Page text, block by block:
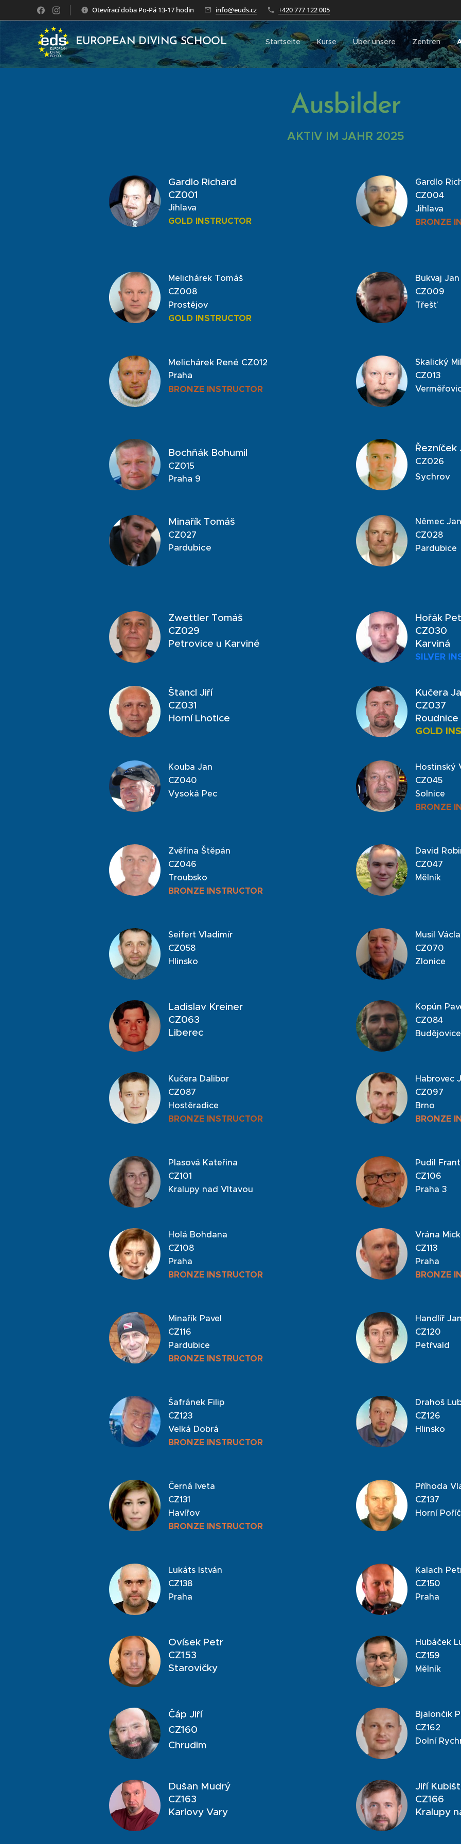
Otevírací doba Po-Pá 13-17 hodin info@euds.cz +420 777 122 005
EUROPEAN DIVING SCHOOL Startseite Kurse Über unsere Zentren
Ausbilder
AKTIV IM JAHR 2025
Gardlo Richard
CZ001
Jihlava
GOLD INSTRUCTOR
Gardlo
CZ004
Jihlava
BRONZE
Melichárek Tomáš
CZ008
Prostějov
GOLD INSTRUCTOR
Bukvaj Jan
CZ009
Třešť
Melichárek René CZ012
Praha
BRONZE INSTRUCTOR
Skalický
CZ013
Bochňák Bohumil
CZ015
Praha 9
Řezníček
CZ026
Sychrov
Minařík Tomáš
CZ027
Pardubice
Němec Jan
CZ028
Pardubice
Zwettler Tomáš
CZ029
Petrovice u Karviné
Hořák
CZ030
Karviná
SILVER
Štancl Jiří
CZ031
Horní Lhotice
Kučera
CZ037
GOLD
Kouba Jan
CZ040
Vysoká Pec
Hostinský
CZ045
Solnice
BRONZE
Zvěřina Štěpán
CZ046
Troubsko
BRONZE INSTRUCTOR
David
CZ047
Mělník
Seifert Vladimír
CZ058
Hlinsko
Musil
CZ070
Zlonice
Ladislav Kreiner
CZ063
Liberec
Kopún
CZ084
Budějovice
Kučera Dalibor
CZ087
Hostěradice
BRONZE INSTRUCTOR
Habrovec
CZ097
Brno
BRONZE
Plasová Kateřina
CZ101
Kralupy nad Vltavou
Pudil
CZ106
Praha 3
Holá Bohdana
CZ108
Praha
BRONZE INSTRUCTOR
Vrána Mick
CZ113
Praha
BRONZE
Minařík Pavel
CZ116
Pardubice
BRONZE INSTRUCTOR
Handlíř Jan
CZ120
Petřvald
Šafránek Filip
CZ123
Velká Dobrá
BRONZE INSTRUCTOR
Drahoš
CZ126
Hlinsko
Černá Iveta
CZ131
Havířov
BRONZE INSTRUCTOR
Příhoda
CZ137
Horní
Lukáts István
CZ138
Praha
Kalach
CZ150
Praha
Ovísek Petr
CZ153
Starovičky
Hubáček
CZ159
Mělník
Čáp Jiří
CZ160
Chrudim
Bjalončik
CZ162
Dolní
Dušan Mudrý
CZ163
Karlovy Vary
Jiří
CZ166
Kralupy